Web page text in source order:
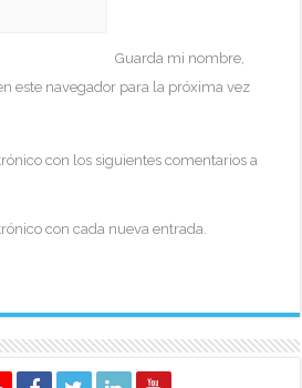
Guarda mi nombre,
este navegador para la próxima vez
con los siguientes comentarios a
con cada nueva entrada.